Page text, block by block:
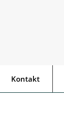
Kontakt